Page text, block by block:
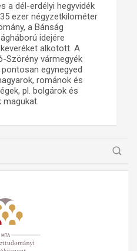
a dél-erdélyi hegyvidék
ezer négyzetkilométer
a Bánság
idejére
alkotott. A
Szörény vármegyék
egynegyed
románok és
pl. bolgárok és
magukat.